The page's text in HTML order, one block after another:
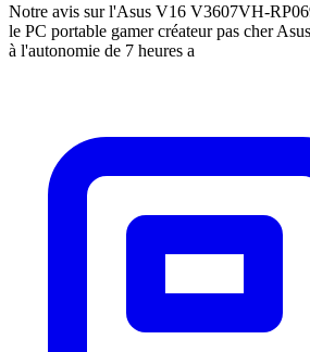
Notre avis sur l'Asus V16 V3607VH-
le PC portable gamer créateur pas cher
à l'autonomie de 7 heures a